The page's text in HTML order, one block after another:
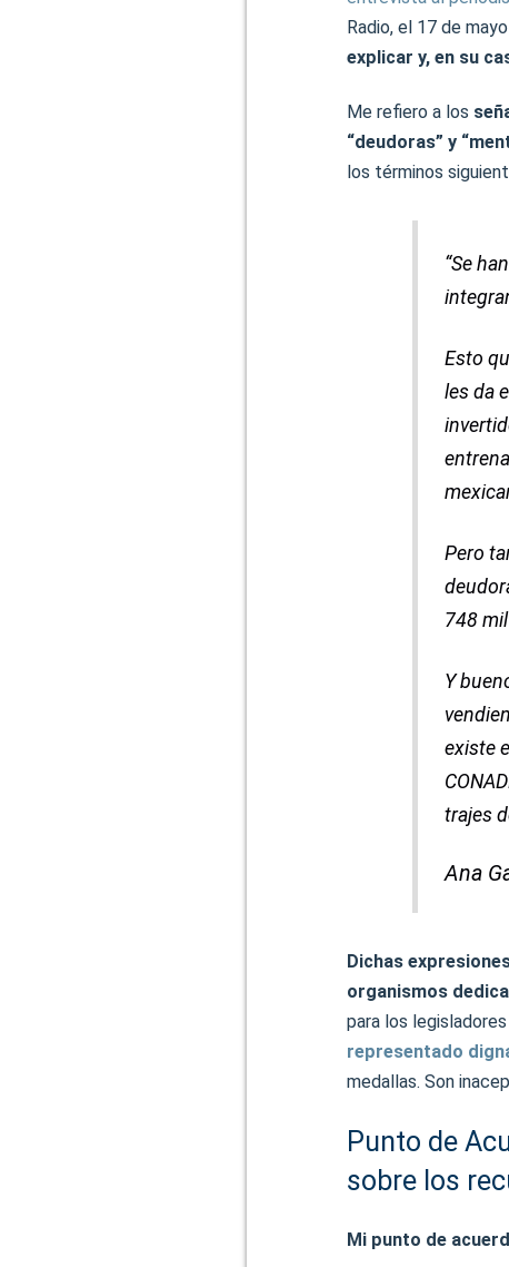
Radio, el 17 de
explicar y, en su
Me refiero a los
“deudoras” y
los términos
“Se
Esto
les da
Pero
748
Y
existe
trajes
Ana
Dichas
organismos
para los
representado
medallas. Son
Punto de
sobre los
Mi punto de